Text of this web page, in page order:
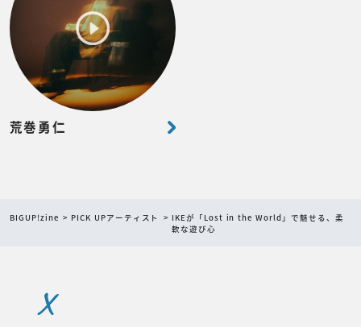
荒巻勇仁
BIGUP!zine PICK UPアーティスト
IKEが「Lost in the World」で魅せる、柔
軟な遊び心
X